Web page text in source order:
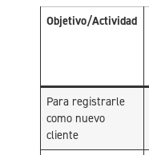
Objetivo/Actividad
Para registrarle
como nuevo
cliente